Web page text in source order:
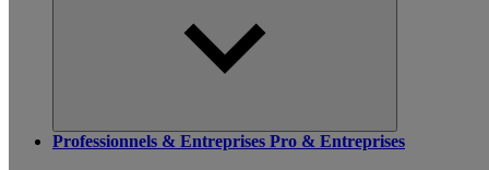
Professionnels & Entreprises Pro & Entreprises